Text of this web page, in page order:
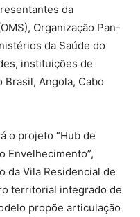
da
Organização Pan-
da Saúde do
instituições de
Angola, Cabo
o projeto “Hub de
Envelhecimento”,
da Vila Residencial de
territorial integrado de
propõe articulação